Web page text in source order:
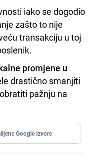
iako se dogodio
zašto to nije
transakciju u toj
promjene u
drastično smanjiti
pažnju na
Google izvore